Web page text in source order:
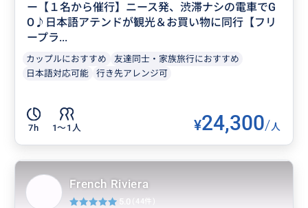
ー【１名から催行】ニース発、渋滞ナシの電車でG
O♪日本語アテンドが観光＆お買い物に同行【フリ
ープラ...
カップルにおすすめ
友達同士・家族旅行におすすめ
日本語対応可能
行き先アレンジ可
7h 1〜1人 ¥24,300/人
French Riviera
5.0 (44件)